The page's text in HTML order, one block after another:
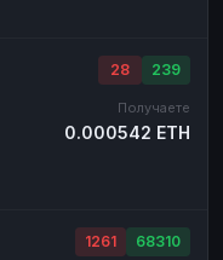
28 239
Получаете
0.000542 ETH
1261 68310